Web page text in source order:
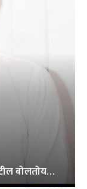
बोलतोय…